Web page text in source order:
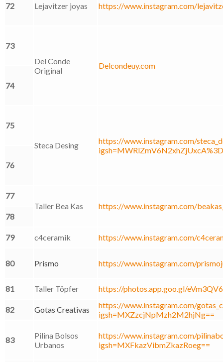
72 Lejavitzer joyas https://www.instagram.com/
73
Del Conde
Original
Delcondeuy.com
74
75
Steca Desing
https://www.instagram.com/
76
77
Taller Bea Kas
https://www.instagram.com/
78
79 c4ceramik https://www.instagram.com/
80 Prismo https://www.instagram.com/
81 Taller Töpfer https://photos.app.goo.gl/
82 Gotas Creativas
https://www.instagram.com/
igsh=MXZzcjNpMzh2M2hjNg==
83
Pilina Bolsos
Urbanos
https://www.instagram.com/
igsh=MXFkazVibmZkazRoeg==